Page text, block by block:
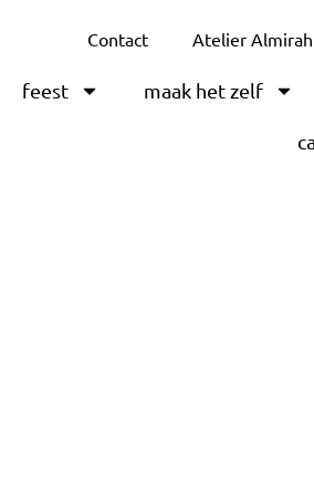
Contact Atelier Almirah
feest maak het zelf